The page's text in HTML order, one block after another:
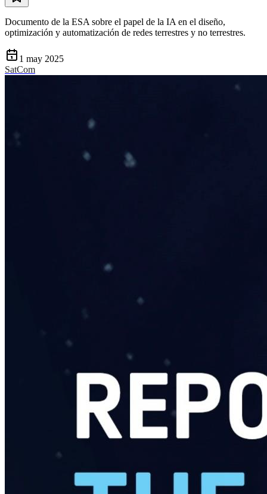
Documento de la ESA sobre el papel de la IA en el diseño,
optimización y automatización de redes terrestres y no terrestres.
1 may 2025
SatCom